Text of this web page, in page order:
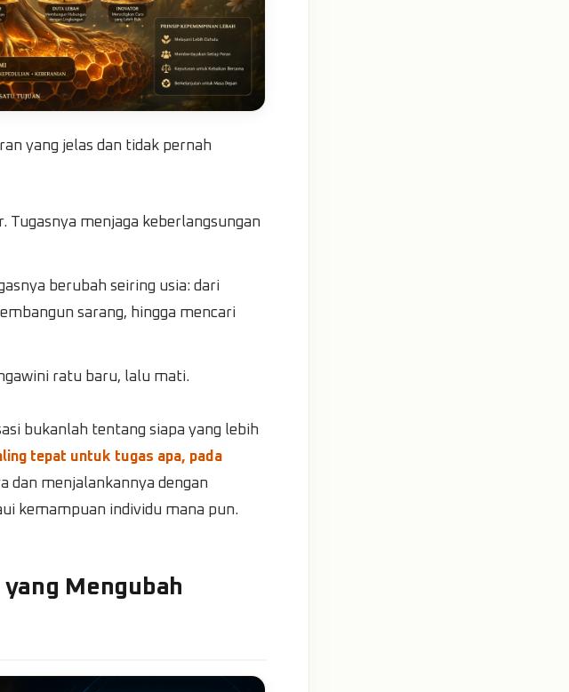
yang jelas dan tidak pernah
menjaga keberlangsungan
berubah seiring usia: dari
sarang, hingga mencari
ratu baru, lalu mati.
bukanlah tentang siapa yang lebih
tepat untuk tugas apa, pada
dan menjalankannya dengan
kemampuan individu mana pun.
yang Mengubah